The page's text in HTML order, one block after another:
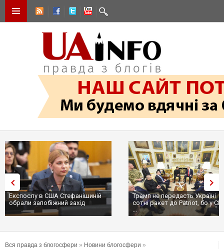
Експослу в США Стефанішиній
обрали запобіжний захід
Трамп не передасть Україні
сотні ракет до Patriot, бо у
...
Вся правда з блогосфери » Новини блогосфери »